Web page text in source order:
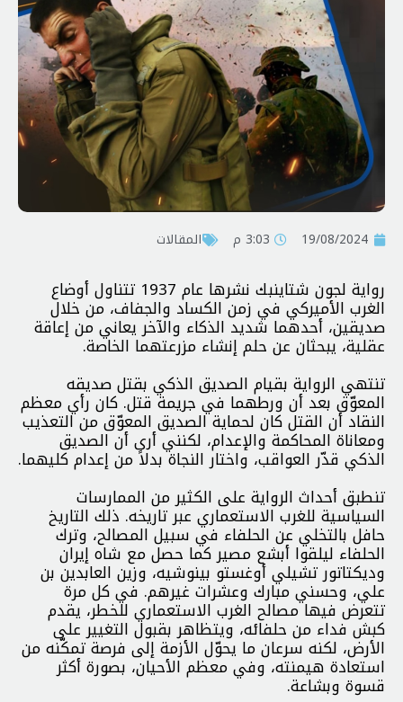
19/08/2024 3:03 م المقالات
رواية لجون شتاينبك نشرها عام 1937 تتناول أوضاع
الغرب الأميركي في زمن الكساد والجفاف، من خلال
صديقين، أحدهما شديد الذكاء والآخر يعاني من إعاقة
عقلية، يبحثان عن حلم إنشاء مزرعتهما الخاصة.
تنتهي الرواية بقيام الصديق الذكي بقتل صديقه
المعوّق بعد أن ورطهما في جريمة قتل. كان رأي معظم
النقاد أن القتل كان لحماية الصديق المعوّق من التعذيب
ومعاناة المحاكمة والإعدام، لكنني أرى أن الصديق
الذكي قدّر العواقب، واختار النجاة بدلاً من إعدام كليهما.
تنطبق أحداث الرواية على الكثير من الممارسات
السياسية للغرب الاستعماري عبر تاريخه. ذلك التاريخ
حافل بالتخلي عن الحلفاء في سبيل المصالح، وترك
الحلفاء ليلقوا أبشع مصير كما حصل مع شاه إيران
وديكتاتور تشيلي أوغستو بينوشيه، وزين العابدين بن
علي، وحسني مبارك وعشرات غيرهم. في كل مرة
تتعرض فيها مصالح الغرب الاستعماري للخطر، يقدم
كبش فداء من حلفائه، ويتظاهر بقبول التغيير على
الأرض، لكنه سرعان ما يحوّل الأزمة إلى فرصة تمكّنه من
استعادة هيمنته، وفي معظم الأحيان، بصورة أكثر
قسوة وبشاعة.